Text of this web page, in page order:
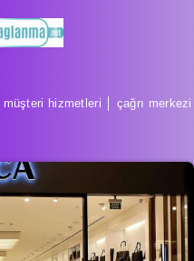
müşteri hizmetleri │ çağrı merkezi